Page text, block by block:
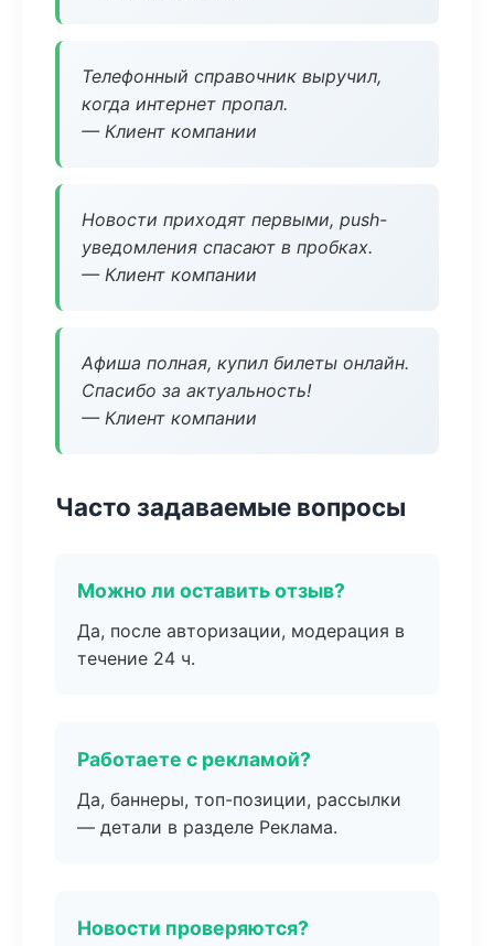
Телефонный справочник выручил,
когда интернет пропал.
— Клиент компании
Новости приходят первыми, push-
уведомления спасают в пробках.
— Клиент компании
Афиша полная, купил билеты онлайн.
Спасибо за актуальность!
— Клиент компании
Часто задаваемые вопросы
Можно ли оставить отзыв?
Да, после авторизации, модерация в
течение 24 ч.
Работаете с рекламой?
Да, баннеры, топ-позиции, рассылки
— детали в разделе Реклама.
Новости проверяются?